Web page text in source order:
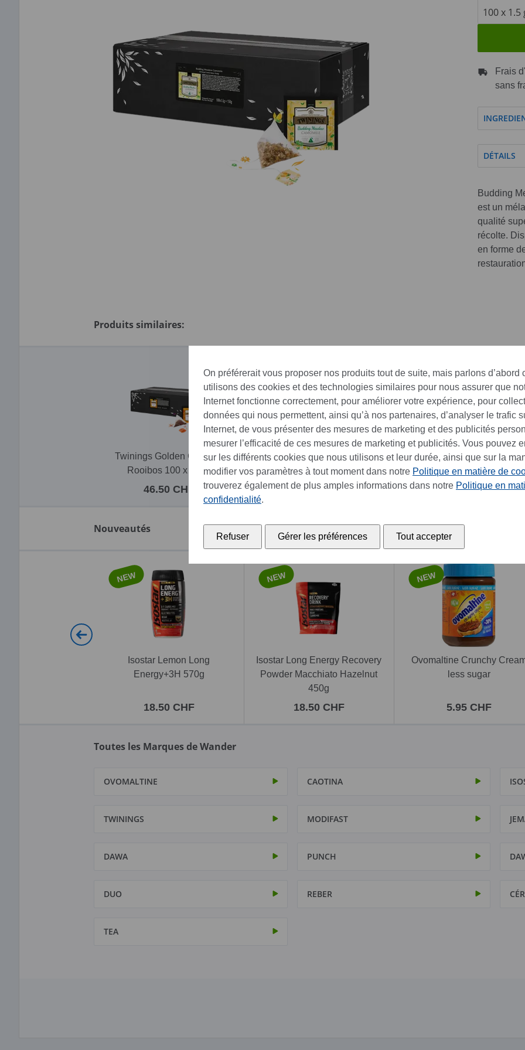
Frais
sans
DÉTAILS
Budding
est un
qualité
récolte.
en forme
Produits similaires:
Twinings Golden Caramel
Rooibos 100 x 2.5 g
46.50 CHF
Twinings Pure Sencha Green
Tea 100 x 2 g
46.50 CHF
Twinings Golden Tipped
English Breakfast 100 x 3 g
46.50 CHF
Nouveautés
NEW
Isostar Lemon Long
Energy+3H 570g
18.50 CHF
NEW
Isostar Long Energy Recovery
Powder Macchiato Hazelnut
450g
18.50 CHF
NEW
Ovomaltine Crunchy
less sugar
5.95 CHF
Toutes les Marques de Wander
OVOMALTINE CAOTINA
TWININGS MODIFAST
DAWA PUNCH
DUO REBER
TEA
On préférerait vous proposer nos produits tout de suite, mais parlons d’abord
utilisons des cookies et des technologies similaires pour nous assurer que
Internet fonctionne correctement, pour améliorer votre expérience, pour
données qui nous permettent, ainsi qu’à nos partenaires, d’analyser le trafic
Internet, de vous présenter des mesures de marketing et des publicités
mesurer l’efficacité de ces mesures de marketing et publicités. Vous pouvez
sur les différents cookies que nous utilisons et leur durée, ainsi que sur la
modifier vos paramètres à tout moment dans notre Politique en matière de
trouverez également de plus amples informations dans notre Politique en
confidentialité.
Refuser Gérer les préférences Tout accepter